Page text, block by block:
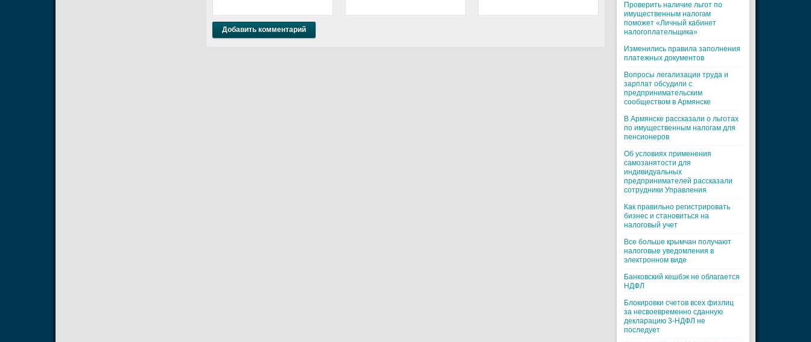
Проверить наличие льгот по
имущественным налогам
поможет «Личный кабинет
налогоплательщика»
Изменились правила заполнения
платежных документов
Вопросы легализации труда и
зарплат обсудили с
предпринимательским
сообществом в Армянске
В Армянске рассказали о льготах
по имущественным налогам для
пенсионеров
Об условиях применения
самозанятости для
индивидуальных
предпринимателей рассказали
сотрудники Управления
Как правильно регистрировать
бизнес и становиться на
налоговый учет
Все больше крымчан получают
налоговые уведомления в
электронном виде
Банковский кешбэк не облагается
НДФЛ
Блокировки счетов всех физлиц
за несвоевременно сданную
декларацию 3-НДФЛ не
последует